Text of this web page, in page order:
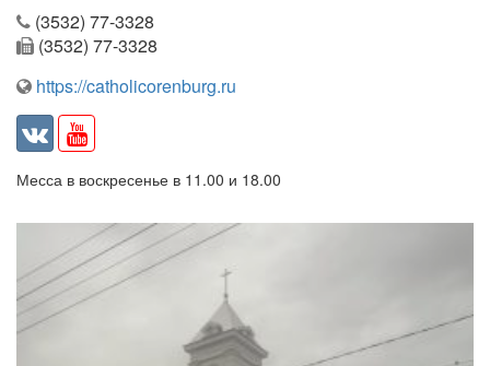
(3532) 77-3328
(3532) 77-3328
https://catholicorenburg.ru
Месса в воскресенье в 11.00 и 18.00